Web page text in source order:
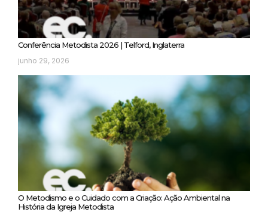
Conferência Metodista 2026 | Telford, Inglaterra
junho 29, 2026
O Metodismo e o Cuidado com a Criação: Ação Ambiental na
História da Igreja Metodista